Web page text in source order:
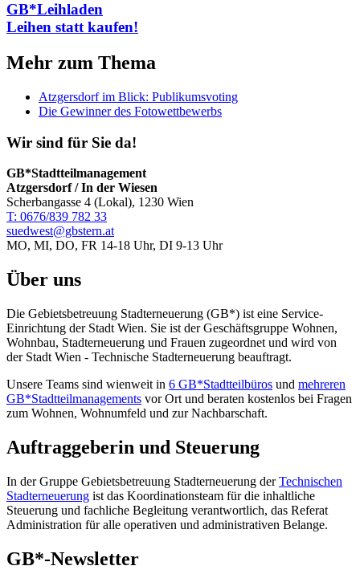
GB*Leihladen
Leihen statt kaufen!
Mehr zum Thema
Atzgersdorf im Blick: Publikumsvoting
Die Gewinner des Fotowettbewerbs
Wir sind für Sie da!
GB*Stadtteilmanagement
Atzgersdorf / In der Wiesen
Scherbangasse 4 (Lokal), 1230 Wien
T: 0676/839 782 33
suedwest@gbstern.at
MO, MI, DO, FR 14-18 Uhr, DI 9-13 Uhr
Über uns
Die Gebietsbetreuung Stadterneuerung (GB*) ist eine Service-
Einrichtung der Stadt Wien. Sie ist der Geschäfts­gruppe Wohnen,
Wohnbau, Stadt­erneuerung und Frauen zugeordnet und wird von
der Stadt Wien - Technische Stadterneuerung beauftragt.
Unsere Teams sind wienweit in 6 GB*Stadtteilbüros und mehreren
GB*Stadtteilmanagements vor Ort und beraten kostenlos bei Fragen
zum Wohnen, Wohnumfeld und zur Nachbarschaft.
Auftraggeberin und Steuerung
In der Gruppe Gebietsbetreuung Stadterneuerung derTechnischen
Stadterneuerung ist das Koordinationsteam für die inhaltliche
Steuerung und fachliche Begleitung verantwortlich, das Referat
Administration für alle operativen und administrativen Belange.
GB*-Newsletter